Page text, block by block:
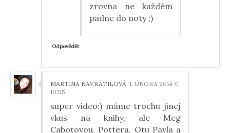
zrovna ne každém
padne do noty ;)
Odpovědět
MARTINA NAVRÁTILOVÁ 1. ÚNORA 2014 V
10:55
super video:) máme trochu jinej
vkus na knihy, ale Meg
Cabotovou, Pottera, Otu Pavla a